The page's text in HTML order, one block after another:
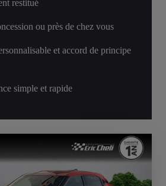
restitué
ou près de chez vous
et accord de principe
simple et rapide